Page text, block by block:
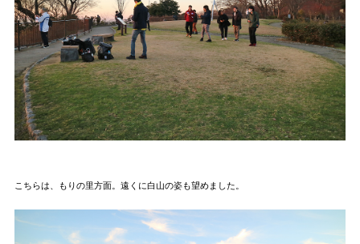
こちらは、もりの里方面。遠くに白山の姿も望めました。